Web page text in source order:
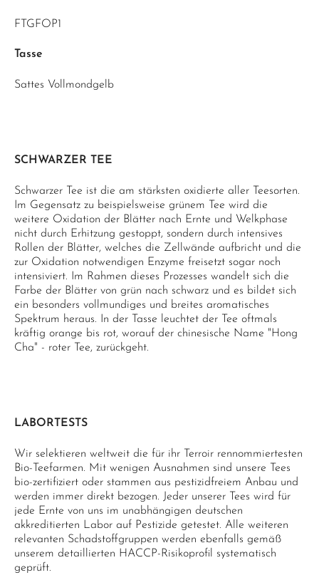
FTGFOP1
Tasse
Sattes Vollmondgelb
SCHWARZER TEE
Schwarzer Tee ist die am stärksten oxidierte aller Teesorten.
Im Gegensatz zu beispielsweise grünem Tee wird die
weitere Oxidation der Blätter nach Ernte und Welkphase
nicht durch Erhitzung gestoppt, sondern durch intensives
Rollen der Blätter, welches die Zellwände aufbricht und die
zur Oxidation notwendigen Enzyme freisetzt sogar noch
intensiviert. Im Rahmen dieses Prozesses wandelt sich die
Farbe der Blätter von grün nach schwarz und es bildet sich
ein besonders vollmundiges und breites aromatisches
Spektrum heraus. In der Tasse leuchtet der Tee oftmals
kräftig orange bis rot, worauf der chinesische Name "Hong
Cha" - roter Tee, zurückgeht.
LABORTESTS
Wir selektieren weltweit die für ihr Terroir rennommiertesten
Bio-Teefarmen. Mit wenigen Ausnahmen sind unsere Tees
bio-zertifiziert oder stammen aus pestizidfreiem Anbau und
werden immer direkt bezogen. Jeder unserer Tees wird für
jede Ernte von uns im unabhängigen deutschen
akkreditierten Labor auf Pestizide getestet. Alle weiteren
relevanten Schadstoffgruppen werden ebenfalls gemäß
unserem detaillierten HACCP-Risikoprofil systematisch
geprüft.